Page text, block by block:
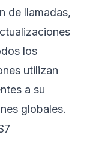
de llamadas,
los
utilizan
a su
globales.